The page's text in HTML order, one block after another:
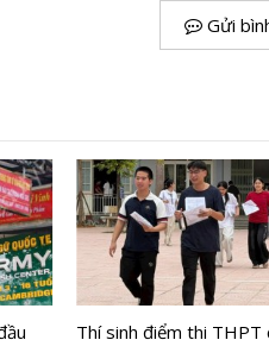
Gửi
Thí sinh điểm thi THPT